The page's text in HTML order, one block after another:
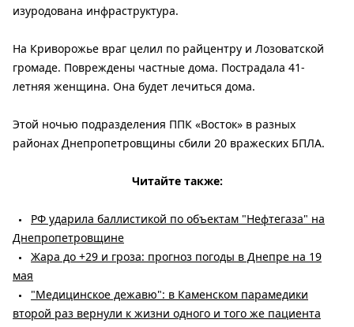
изуродована инфраструктура.
На Криворожье враг целил по райцентру и Лозоватской
громаде. Повреждены частные дома. Пострадала 41-
летняя женщина. Она будет лечиться дома.
Этой ночью подразделения ППК «Восток» в разных
районах Днепропетровщины сбили 20 вражеских БПЛА.
Читайте также:
РФ ударила баллистикой по объектам "Нефтегаза" на
Днепропетровщине
Жара до +29 и гроза: прогноз погоды в Днепре на 19
мая
"Медицинское дежавю": в Каменском парамедики
второй раз вернули к жизни одного и того же пациента